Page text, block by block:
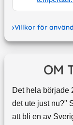
Villkor för
OM
Det hela började
det ute just nu?"
att bli en av